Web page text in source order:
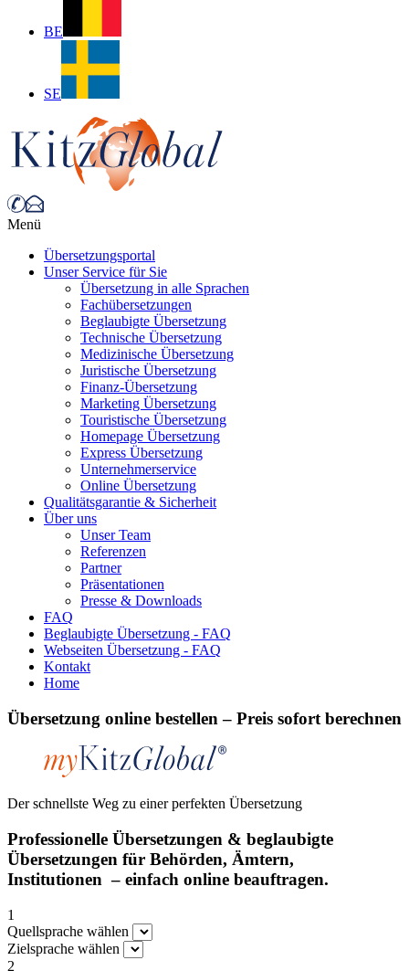
BE
SE
Menü
Übersetzungsportal
Unser Service für Sie
Übersetzung in alle Sprachen
Fachübersetzungen
Beglaubigte Übersetzung
Technische Übersetzung
Medizinische Übersetzung
Juristische Übersetzung
Finanz-Übersetzung
Marketing Übersetzung
Touristische Übersetzung
Homepage Übersetzung
Express Übersetzung
Unternehmerservice
Online Übersetzung
Qualitätsgarantie & Sicherheit
Über uns
Unser Team
Referenzen
Partner
Präsentationen
Presse & Downloads
FAQ
Beglaubigte Übersetzung - FAQ
Webseiten Übersetzung - FAQ
Kontakt
Home
Übersetzung online bestellen – Preis sofort berechnen
Der schnellste Weg zu einer perfekten Übersetzung
Professionelle Übersetzungen & beglaubigte
Übersetzungen für Behörden, Ämtern,
Institutionen– einfach online beauftragen.
1
Quellsprache wählen
Zielsprache wählen
2